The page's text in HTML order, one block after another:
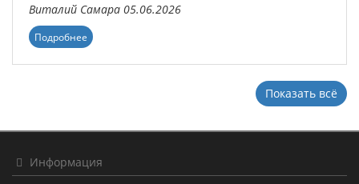
Виталий Самара 05.06.2026
Подробнее
Показать всё
Информация